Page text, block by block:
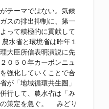
テーマではない。気候
スの排出抑制に、第一
って積極的に貢献して
水省と環境省は昨年１
大臣所信表明演説に先
０５０年カーボンニュ
強化していくことで合
が「地域循環共生圏」
行して、農水省は「み
の策定を急ぐ。 みどり